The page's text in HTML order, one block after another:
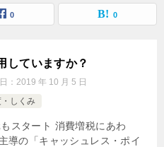
0 0
していますか？
： 2019 年 10 月 5 日
しくみ
スタート 消費増税にあわ
導の「キャッシュレス・ポイ